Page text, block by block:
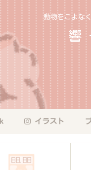
動物をこよな
響
イラスト